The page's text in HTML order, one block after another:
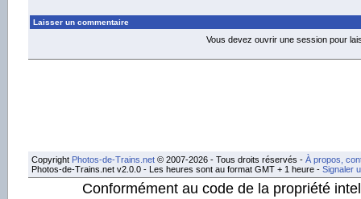
Laisser un commentaire
Vous devez ouvrir une session pour
Copyright Photos-de-Trains.net © 2007-2026 - Tous droits réservés - À propos,
Photos-de-Trains.net v2.0.0 - Les heures sont au format GMT + 1 heure - Signaler
Conformément au code de la propriété